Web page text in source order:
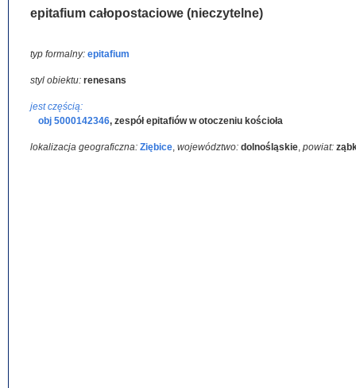
epitafium całopostaciowe (nieczytelne)
typ formalny: epitafium
styl obiektu: renesans
jest częścią:
obj 5000142346, zespół epitafiów w otoczeniu kościoła
lokalizacja geograficzna: Ziębice, województwo: dolnośląskie, powiat: